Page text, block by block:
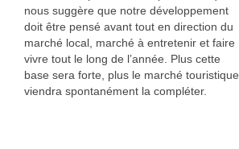
nous suggère que notre développement
doit être pensé avant tout en direction du
marché local, marché à entretenir et faire
vivre tout le long de l’année. Plus cette
base sera forte, plus le marché touristique
viendra spontanément la compléter.